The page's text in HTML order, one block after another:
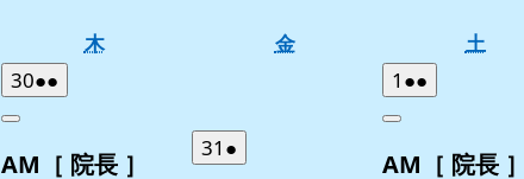
木木
金金
土土
302026
年
月
●●
件
イ
Close
AM［ 院長 ］
31 2026
年
●
件
1 2026
年
月
●●
件
イ
Close
AM［ 院長 ］